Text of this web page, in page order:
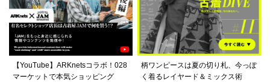
【YouTube】ARKnetsコラボ！028
マーケットで本気ショッピング
柄ワンピースは夏の切り札、今っぽ
く着るレイヤード＆ミックス術